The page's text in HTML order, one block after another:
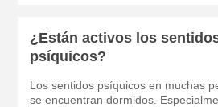
¿Están activos los
psíquicos?
Los sentidos psíquicos en muchas
se encuentran dormidos.